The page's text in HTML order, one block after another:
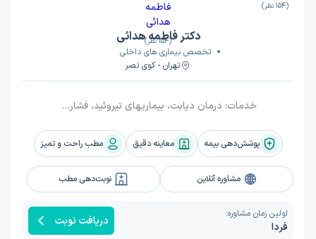
(154 نظر)
(154 نظر)
دکتر فاطمه هدائی
تخصص بیماری های داخلی
تهران - کوی نصر
خدمات: درمان دیابت، بیماریهای تیروئید، فشار خون, درمان بیماریهای گوارشی, درمان آسم و برونشیت, انجام خدمات پوست (تزریق بوتاکس، مزوتراپی، لیزر، میکرونیدلینگ، پاکسازی صورت
پوشش‌دهی بیمه معاینه دقیق مطب راحت و تمیز
مشاوره آنلاین نوبت‌دهی مطب
اولین زمان مشاوره:
فردا دریافت نوبت